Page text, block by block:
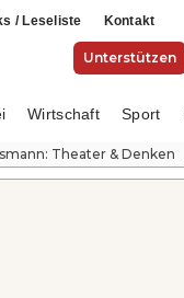
/ Leseliste Kontakt
Unterstützen
Wirtschaft Sport
Theater & Denken